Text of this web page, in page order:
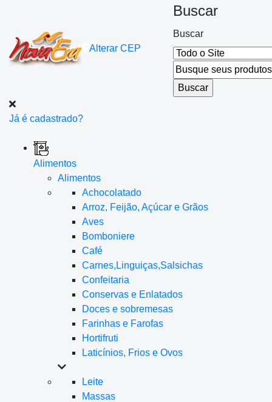
Alterar CEP
Buscar
Buscar
Já é cadastrado?
Alimentos
Alimentos
Achocolatado
Arroz, Feijão, Açúcar e Grãos
Aves
Bomboniere
Café
Carnes,Linguiças,Salsichas
Confeitaria
Conservas e Enlatados
Doces e sobremesas
Farinhas e Farofas
Hortifruti
Laticínios, Frios e Ovos
Leite
Massas